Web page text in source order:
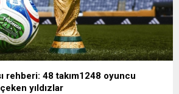
rehberi: 48 takım1248 oyuncu
yıldızlar